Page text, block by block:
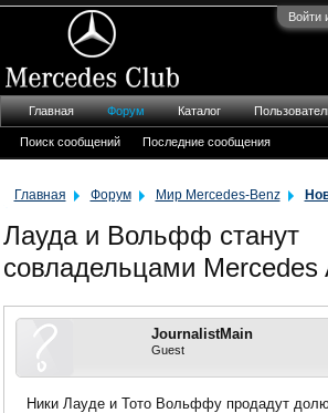
Войти
Главная Форум Мир Mercedes-Benz
Лауда и Вольфф станут
совладельцами Mercedes
JournalistMain
Guest
Ники Лауде и Тото Вольффу продадут
Главная Форум
Поиск сообщений Последние сообщения
Каталог